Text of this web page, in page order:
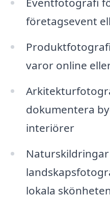
företagsevent
varor online
dokumentera
interiörer
lokala